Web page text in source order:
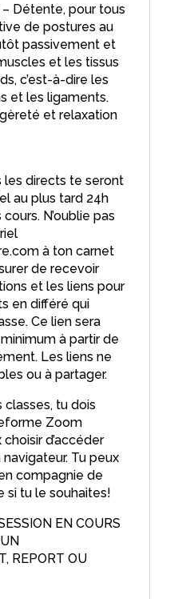
Détente, pour tous
de postures au
passivement et
et les tissus
c’est-à-dire les
et les ligaments.
et relaxation
les directs te seront
au plus tard 24h
N’oublie pas
à ton carnet
de recevoir
et les liens pour
en différé qui
Ce lien sera
à partir de
Les liens ne
ou à partager.
tu dois
Zoom
d’accéder
Tu peux
compagnie de
si tu le souhaites!
EN COURS
REPORT OU